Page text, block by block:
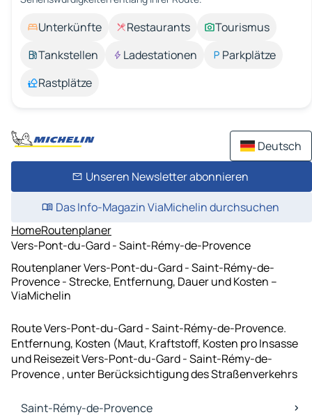
Unterkünfte Restaurants
Tourismus
Tankstellen
Ladestationen
Parkplätze
Rastplätze
Deutsch
Unseren Newsletter abonnieren
Das Info-Magazin ViaMichelin durchsuchen
HomeRoutenplaner
Vers-Pont-du-Gard - Saint-Rémy-de-Provence
Routenplaner Vers-Pont-du-Gard - Saint-Rémy-de-
Provence - Strecke, Entfernung, Dauer und Kosten –
ViaMichelin
Route Vers-Pont-du-Gard - Saint-Rémy-de-Provence.
Entfernung, Kosten (Maut, Kraftstoff, Kosten pro Insasse
und Reisezeit Vers-Pont-du-Gard - Saint-Rémy-de-
Provence , unter Berücksichtigung des Straßenverkehrs
Saint-Rémy-de-Provence